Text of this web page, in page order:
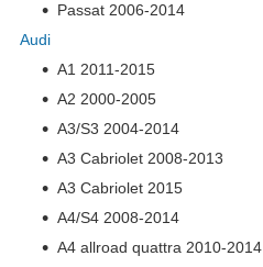
Passat 2006-2014
Audi
A1 2011-2015
A2 2000-2005
A3/S3 2004-2014
A3 Cabriolet 2008-2013
A3 Cabriolet 2015
A4/S4 2008-2014
A4 allroad quattra 2010-2014